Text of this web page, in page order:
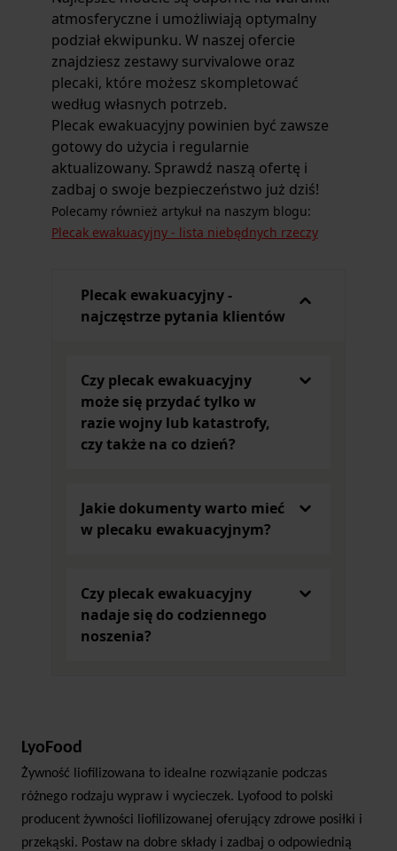
atmosferyczne i umożliwiają optymalny
podział ekwipunku. W naszej ofercie
znajdziesz zestawy survivalowe oraz
plecaki, które możesz skompletować
według własnych potrzeb.
Plecak ewakuacyjny powinien być zawsze
gotowy do użycia i regularnie
aktualizowany. Sprawdź naszą ofertę i
zadbaj o swoje bezpieczeństwo już dziś!
Polecamy również artykuł na naszym blogu:
Plecak ewakuacyjny - lista niebędnych rzeczy
Plecak ewakuacyjny -
najczęstrze pytania klientów
Czy plecak ewakuacyjny
może się przydać tylko w
razie wojny lub katastrofy,
czy także na co dzień?
Jakie dokumenty warto mieć
w plecaku ewakuacyjnym?
Czy plecak ewakuacyjny
nadaje się do codziennego
noszenia?
LyoFood
Żywność liofilizowana to idealne rozwiązanie podczas
różnego rodzaju wypraw i wycieczek. Lyofood to polski
producent żywności liofilizowanej oferujący zdrowe posiłki i
przekąski. Postaw na dobre składy i zadbaj o odpowiednią